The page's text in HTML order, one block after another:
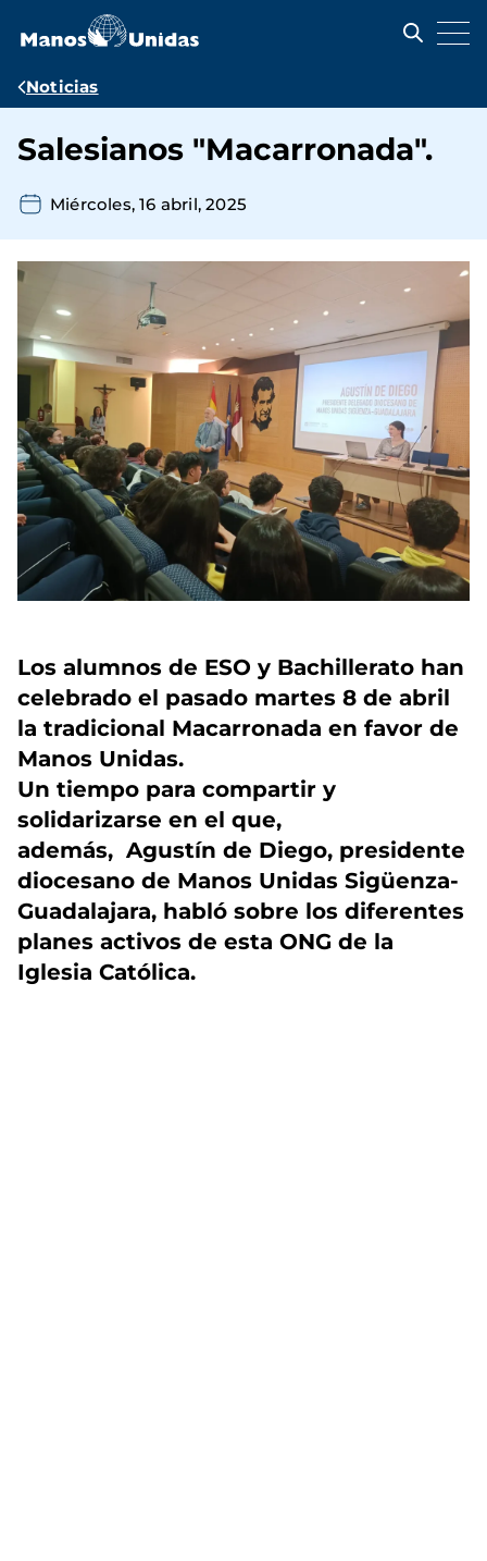
contenido
Ruta
navegación
Noticias
Salesianos "Macarronada".
Miércoles, 16 abril, 2025
Los alumnos de ESO y Bachillerato han
celebrado el pasado martes 8 de abril
la tradicional Macarronada en favor de
Manos Unidas.
Un tiempo para compartir y
solidarizarse en el que,
además, Agustín de Diego, presidente
diocesano de Manos Unidas Sigüenza-
Guadalajara, habló sobre los diferentes
planes activos de esta ONG de la
Iglesia Católica.